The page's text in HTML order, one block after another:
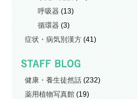
呼吸器 (13)
循環器 (3)
症状・病気別漢方 (41)
健康・養生徒然話 (232)
薬用植物写真館 (19)